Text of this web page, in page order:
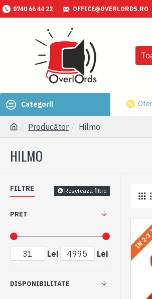
0740 66 44 22 OFFICE@OVERLORDS.RO
Categorii
Producător Hilmo
HILMO
FILTRE Reseteaza filtre
PRET
Lei Lei
DISPONIBILITATE
IN 2-